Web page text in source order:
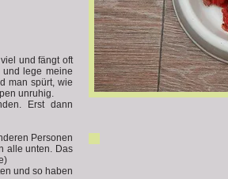
und fängt oft
lege meine
man spürt, wie
unruhig.
Erst dann
Personen
alle unten. Das
und so haben